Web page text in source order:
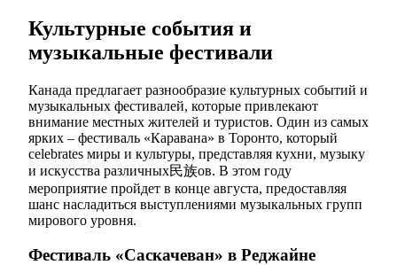
Культурные события и
музыкальные фестивали
Канада предлагает разнообразие культурных событий и
музыкальных фестивалей, которые привлекают
внимание местных жителей и туристов. Один из самых
ярких – фестиваль «Каравана» в Торонто, который
celebrates миры и культуры, представляя кухни, музыку
и искусства различных民族ов. В этом году
мероприятие пройдет в конце августа, предоставляя
шанс насладиться выступлениями музыкальных групп
мирового уровня.
Фестиваль «Саскачеван» в Реджайне